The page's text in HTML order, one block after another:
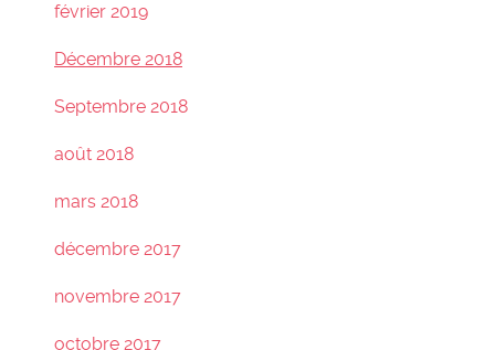
février 2019
Décembre 2018
Septembre 2018
août 2018
mars 2018
décembre 2017
novembre 2017
octobre 2017